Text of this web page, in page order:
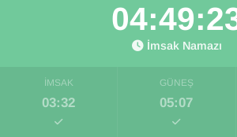
İmsak Namazı
İMSAK
03:32
GÜNEŞ
05:07